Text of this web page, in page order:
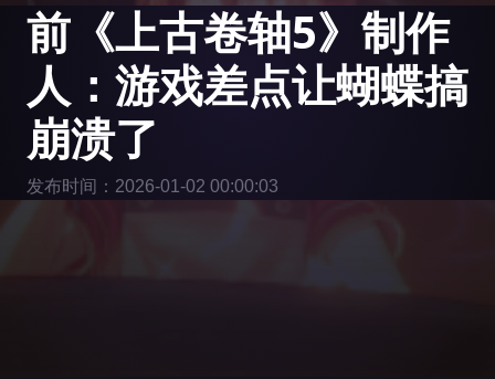
前《上古卷轴5》制作
人：游戏差点让蝴蝶搞
崩溃了
发布时间：2026-01-02 00:00:03